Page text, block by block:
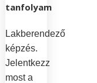
tanfolyam
Lakberendező
képzés.
Jelentkezz
most a